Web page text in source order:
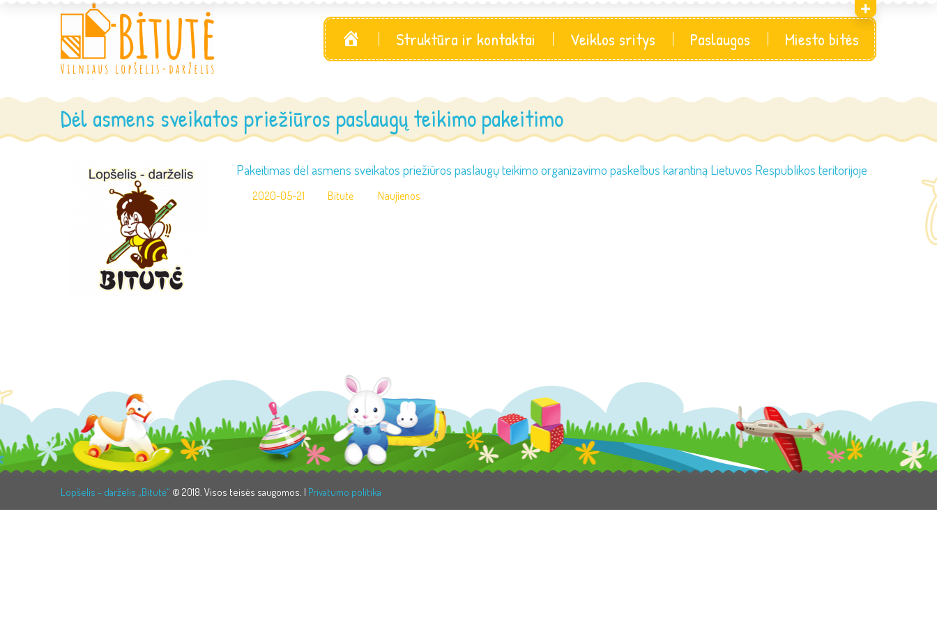
Pagrindinis
Struktūra ir kontaktai Veiklos sritys Paslaugos Miesto bitės
Dėl asmens sveikatos priežiūros paslaugų teikimo pakeitimo
Pakeitimas dėl asmens sveikatos priežiūros paslaugų teikimo organizavimo paskelbus karantiną Lietuvos Respublikos teritorijoje
2020-05-21 Bitutė Naujienos
Lopšelis - darželis „Bitutė“ © 2018. Visos teisės saugomos. | Privatumo politika